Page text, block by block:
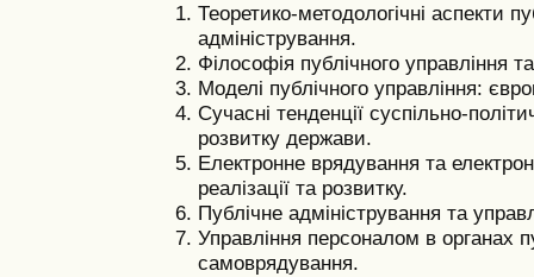
Теоретико-методологічні аспекти
адміністрування.
Філософія публічного управління
Моделі публічного управління:
Сучасні тенденції суспільно-
розвитку держави.
Електронне врядування та
реалізації та розвитку.
Публічне адміністрування та
Управління персоналом в органах
самоврядування.